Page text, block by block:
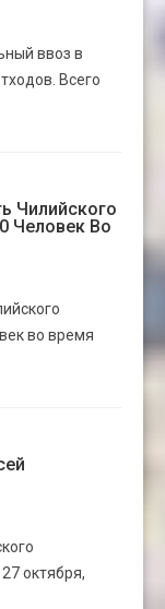
ввоз в
Всего
Чилийского
Человек Во
во время
октября,